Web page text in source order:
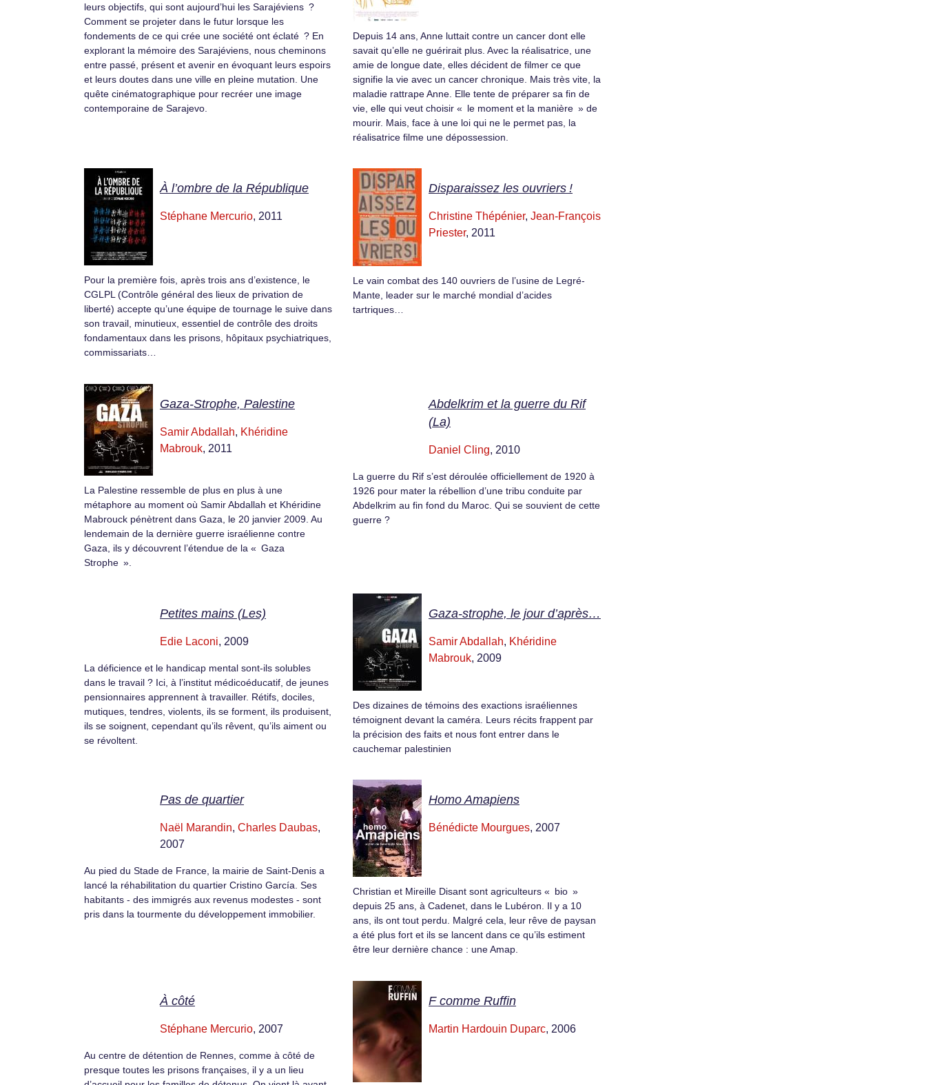
leurs objectifs, qui sont aujourd’hui les Sarajéviens ?
Comment se projeter dans le futur lorsque les
fondements de ce qui crée une société ont éclaté ? En
explorant la mémoire des Sarajéviens, nous cheminons
entre passé, présent et avenir en évoquant leurs espoirs
et leurs doutes dans une ville en pleine mutation. Une
quête cinématographique pour recréer une image
contemporaine de Sarajevo.
Depuis 14 ans, Anne luttait contre un cancer dont elle
savait qu’elle ne guérirait plus. Avec la réalisatrice, une
amie de longue date, elles décident de filmer ce que
signifie la vie avec un cancer chronique. Mais très vite, la
maladie rattrape Anne. Elle tente de préparer sa fin de
vie, elle qui veut choisir « le moment et la manière » de
mourir. Mais, face à une loi qui ne le permet pas, la
réalisatrice filme une dépossession.
À l’ombre de la République
Stéphane Mercurio, 2011
Pour la première fois, après trois ans d’existence, le
CGLPL (Contrôle général des lieux de privation de
liberté) accepte qu’une équipe de tournage le suive dans
son travail, minutieux, essentiel de contrôle des droits
fondamentaux dans les prisons, hôpitaux psychiatriques,
commissariats…
Disparaissez les ouvriers !
Christine Thépénier, Jean-François
Priester, 2011
Le vain combat des 140 ouvriers de l’usine de Legré-
Mante, leader sur le marché mondial d’acides
tartriques…
Gaza-Strophe, Palestine
Samir Abdallah, Khéridine
Mabrouk, 2011
La Palestine ressemble de plus en plus à une
métaphore au moment où Samir Abdallah et Khéridine
Mabrouck pénètrent dans Gaza, le 20 janvier 2009. Au
lendemain de la dernière guerre israélienne contre
Gaza, ils y découvrent l’étendue de la « Gaza
Strophe ».
Abdelkrim et la guerre du Rif
(La)
Daniel Cling, 2010
La guerre du Rif s’est déroulée officiellement de 1920 à
1926 pour mater la rébellion d’une tribu conduite par
Abdelkrim au fin fond du Maroc. Qui se souvient de cette
guerre ?
Petites mains (Les)
Edie Laconi, 2009
La déficience et le handicap mental sont-ils solubles
dans le travail ? Ici, à l’institut médicoéducatif, de jeunes
pensionnaires apprennent à travailler. Rétifs, dociles,
mutiques, tendres, violents, ils se forment, ils produisent,
ils se soignent, cependant qu’ils rêvent, qu’ils aiment ou
se révoltent.
Gaza-strophe, le jour d’après…
Samir Abdallah, Khéridine
Mabrouk, 2009
Des dizaines de témoins des exactions israéliennes
témoignent devant la caméra. Leurs récits frappent par
la précision des faits et nous font entrer dans le
cauchemar palestinien
Pas de quartier
Naël Marandin, Charles Daubas,
2007
Au pied du Stade de France, la mairie de Saint-Denis a
lancé la réhabilitation du quartier Cristino García. Ses
habitants - des immigrés aux revenus modestes - sont
pris dans la tourmente du développement immobilier.
Homo Amapiens
Bénédicte Mourgues, 2007
Christian et Mireille Disant sont agriculteurs « bio »
depuis 25 ans, à Cadenet, dans le Lubéron. Il y a 10
ans, ils ont tout perdu. Malgré cela, leur rêve de paysan
a été plus fort et ils se lancent dans ce qu’ils estiment
être leur dernière chance : une Amap.
À côté
Stéphane Mercurio, 2007
Au centre de détention de Rennes, comme à côté de
presque toutes les prisons françaises, il y a un lieu
F comme Ruffin
Martin Hardouin Duparc, 2006